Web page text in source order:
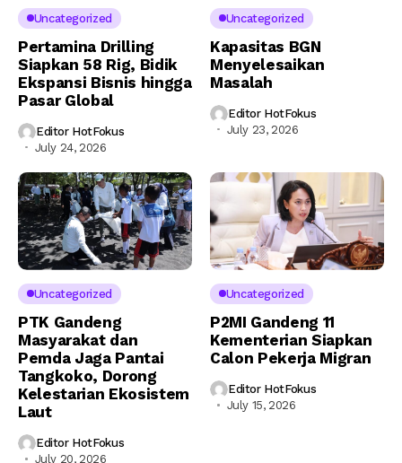
Uncategorized
Pertamina Drilling
Siapkan 58 Rig, Bidik
Ekspansi Bisnis hingga
Pasar Global
Editor HotFokus
July 24, 2026
Uncategorized
Kapasitas BGN
Menyelesaikan
Masalah
Editor HotFokus
July 23, 2026
Uncategorized
PTK Gandeng
Masyarakat dan
Pemda Jaga Pantai
Tangkoko, Dorong
Kelestarian Ekosistem
Laut
Editor HotFokus
July 20, 2026
Uncategorized
P2MI Gandeng 11
Kementerian Siapkan
Calon Pekerja Migran
Editor HotFokus
July 15, 2026